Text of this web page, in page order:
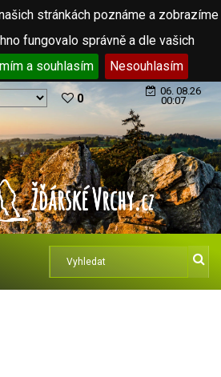
stránkách poznáme a zobrazíme
fungovalo správně a dle vašich
a souhlasím Nesouhlasím
0
06. 08.26
00:07